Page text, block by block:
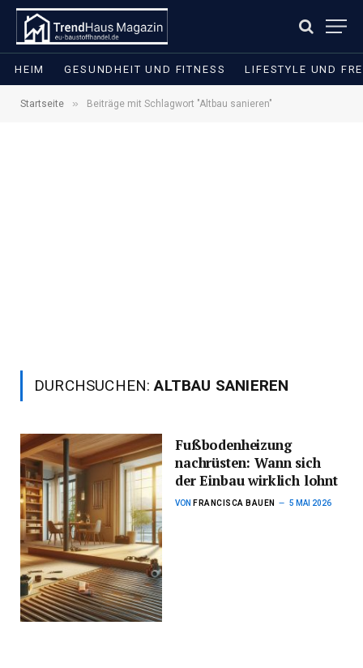
HEIM GESUNDHEIT UND FITNESS LIFESTYLE UND
Startseite » Beiträge mit Schlagwort "Altbau sanieren"
DURCHSUCHEN:ALTBAU SANIEREN
Fußbodenheizung
nachrüsten: Wann sich
der Einbau wirklich lohnt
VON FRANCISCA BAUEN 5 MAI 2026